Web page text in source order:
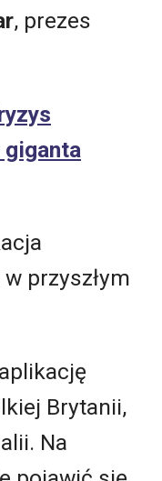
, prezes
przyszłym
Brytanii,
Na